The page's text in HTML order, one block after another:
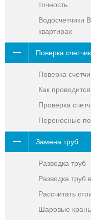
точность
Водосчетчики
квартирах
Поверка
Поверка
Как
Проверка
Переносные
Замена труб
Разводка труб
Разводка труб
Рассчитать
Шаровые